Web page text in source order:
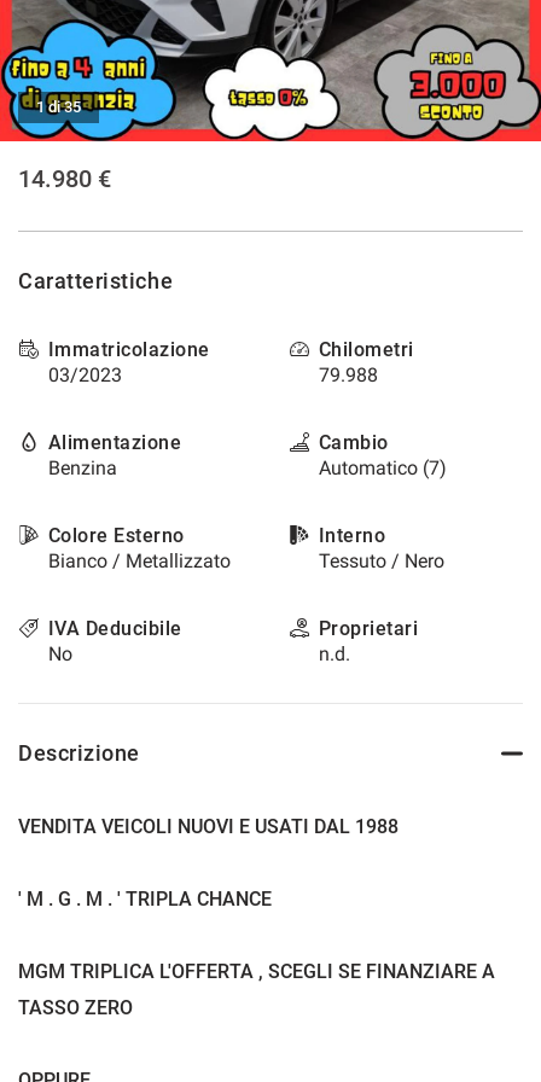
NEWS
1 di 35
14.980 €
Caratteristiche
Immatricolazione
03/2023
Chilometri
79.988
Alimentazione
Benzina
Cambio
Automatico (7)
Colore Esterno
Bianco / Metallizzato
Interno
Tessuto / Nero
IVA Deducibile
No
Proprietari
n.d.
Descrizione
VENDITA VEICOLI NUOVI E USATI DAL 1988
' M . G . M . ' TRIPLA CHANCE
MGM TRIPLICA L'OFFERTA , SCEGLI SE FINANZIARE A
TASSO ZERO
tracciamento
che
adottiamo
per
offrire
le
e
le
di
Per
ottenere
sull'utilità
di
questi
tracciamento
alla
policy.
e
tue
qualsiasi
momento.